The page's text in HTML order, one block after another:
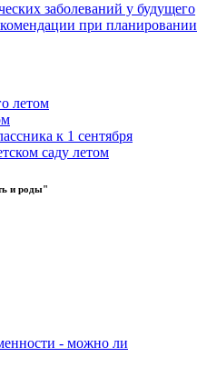
заболеваний у будущего
при планировании
летом
к 1 сентября
саду летом
и роды"
- можно ли